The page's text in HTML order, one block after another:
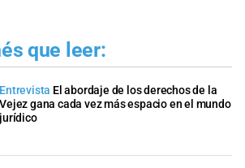
que leer:
Entrevista El abordaje de los derechos de la
Vejez gana cada vez más espacio en el mundo
jurídico